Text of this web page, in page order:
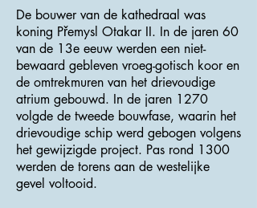
De bouwer van de kathedraal was
koning Přemysl Otakar II. In de jaren 60
van de 13e eeuw werden een niet-
bewaard gebleven vroeg-gotisch koor en
de omtrekmuren van het drievoudige
atrium gebouwd. In de jaren 1270
volgde de tweede bouwfase, waarin het
drievoudige schip werd gebogen volgens
het gewijzigde project. Pas rond 1300
werden de torens aan de westelijke
gevel voltooid.